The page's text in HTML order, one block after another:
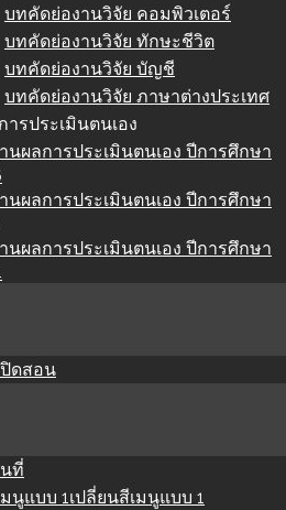
บทคัดย่องานวิจัย คอมพิวเตอร์
บทคัดย่องานวิจัย ทักษะชีวิต
บทคัดย่องานวิจัย บัญชี
บทคัดย่องานวิจัย ภาษาต่างประเทศ
ารประเมินตนเอง
นผลการประเมินตนเอง ปีการศึกษา
นผลการประเมินตนเอง ปีการศึกษา
นผลการประเมินตนเอง ปีการศึกษา
ดสอน
ที่
เปลี่ยนสีเมนูแบบ 1